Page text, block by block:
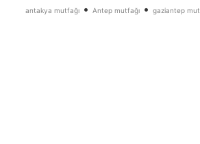
antakya mutfağı• Antep mutfağı• gaziantep